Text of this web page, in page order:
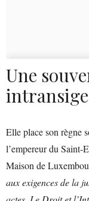
Une
Elle place son règne
l’empereur du
Maison de
aux exigences de la